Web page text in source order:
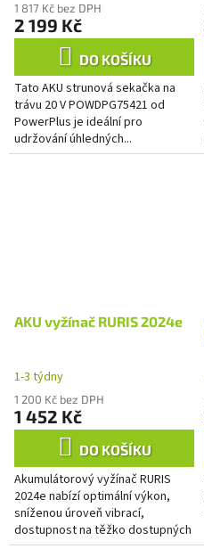
1 817 Kč bez DPH
2 199 Kč
DO KOŠÍKU
Tato AKU strunová sekačka na
trávu 20 V POWDPG75421 od
PowerPlus je ideální pro
udržování úhledných...
AKU vyžínač RURIS 2024e
1-3 týdny
1 200 Kč bez DPH
1 452 Kč
DO KOŠÍKU
Akumulátorový vyžínač RURIS
2024e nabízí optimální výkon,
sníženou úroveň vibrací,
dostupnost na těžko dostupných
místech, spolehlivost, odolnost a